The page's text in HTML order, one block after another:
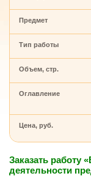
Предмет
Тип работы
Объем, стр.
Оглавление
Цена, руб.
Заказать
деятельности